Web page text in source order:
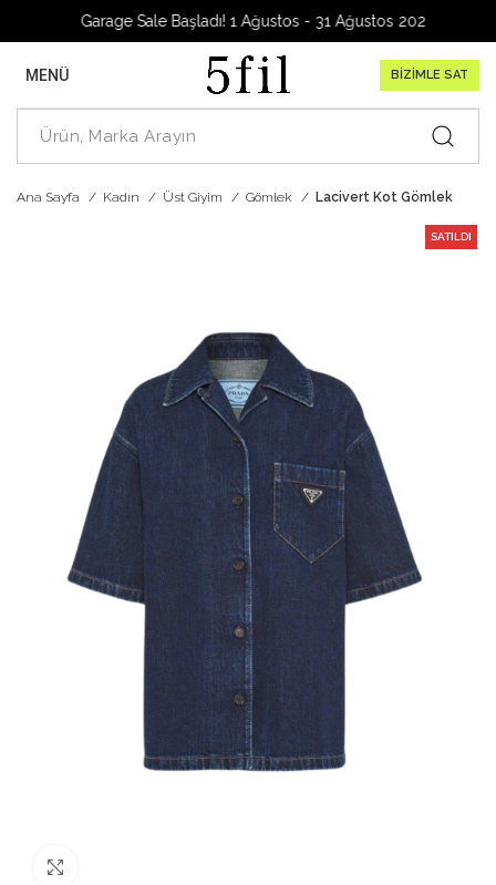
Garage Sale Başladı! 1 Ağustos - 31 Ağustos 2026
MENÜ BİZİMLE SAT
Ana Sayfa Kadın Üst Giyim Gömlek Lacivert Kot Gömlek
SATILDI